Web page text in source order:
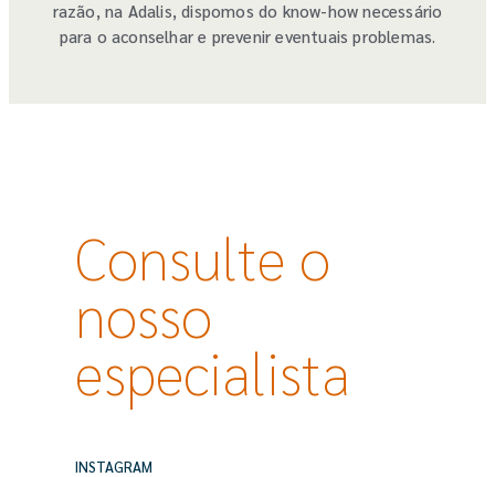
razão, na Adalis, dispomos do know-how necessário
para o aconselhar e prevenir eventuais problemas.
Consulte o
nosso
especialista
INSTAGRAM